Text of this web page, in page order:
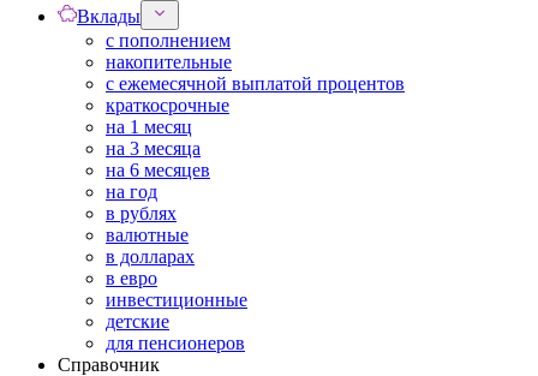
Вклады
с пополнением
накопительные
с ежемесячной выплатой процентов
краткосрочные
на 1 месяц
на 3 месяца
на 6 месяцев
на год
в рублях
валютные
в долларах
в евро
инвестиционные
детские
для пенсионеров
Справочник